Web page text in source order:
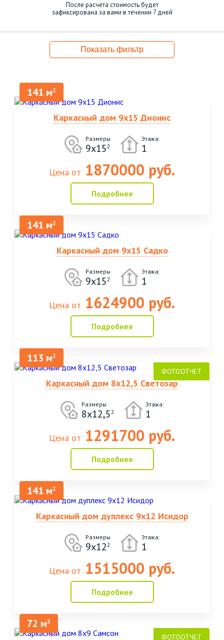
После расчета стоимость будет
зафиксирована за вами в течении 7 дней
Показать фильтр
141 м2
Каркасный дом 9х15 Дионис
Размеры
9х152
Этажа:
1
Цена от 1870000 руб.
Подробнее
141 м2
Каркасный дом 9х15 Садко
Размеры
9х152
Этажа:
1
Цена от 1624900 руб.
Подробнее
113 м2
Каркасный дом 8х12,5 Светозар
Размеры
8х12,52
Этажа:
1
Цена от 1291700 руб.
Подробнее
141 м2
Каркасный дом дуплекс 9х12 Исидор
Размеры
9х122
Этажа:
1
Цена от 1515000 руб.
Подробнее
72 м2